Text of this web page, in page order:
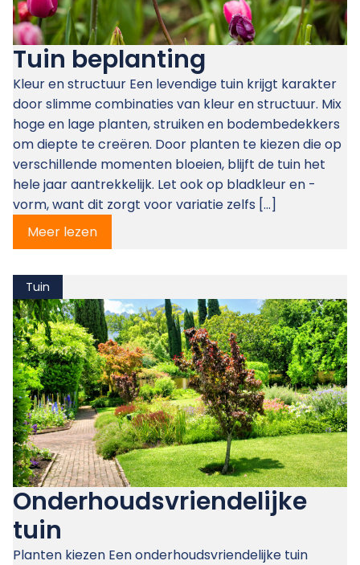
Tuin beplanting
Kleur en structuur Een levendige tuin krijgt karakter
door slimme combinaties van kleur en structuur. Mix
hoge en lage planten, struiken en bodembedekkers
om diepte te creëren. Door planten te kiezen die op
verschillende momenten bloeien, blijft de tuin het
hele jaar aantrekkelijk. Let ook op bladkleur en -
vorm, want dit zorgt voor variatie zelfs […]
Meer lezen
Tuin
Onderhoudsvriendelijke
tuin
Planten kiezen Een onderhoudsvriendelijke tuin